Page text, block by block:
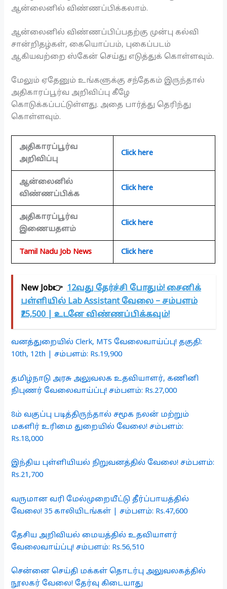
ஆன்லைனில் விண்ணப்பிக்கலாம்.
ஆன்லைனில் விண்ணப்பிப்பதற்கு முன்பு கல்வி
சான்றிதழ்கள், கையொப்பம், புகைப்படம்
ஆகியவற்றை ஸ்கேன் செய்து எடுத்துக் கொள்ளவும்.
மேலும் ஏதேனும் உங்களுக்கு சந்தேகம் இருந்தால்
அதிகாரப்பூர்வ அறிவிப்பு கீழே
கொடுக்கப்பட்டுள்ளது. அதை பார்த்து தெரிந்து
கொள்ளவும்.
அதிகாரப்பூர்வ
அறிவிப்பு
Click here
ஆன்லைனில்
விண்ணப்பிக்க
Click here
அதிகாரப்பூர்வ
இணையதளம்
Click here
Tamil Nadu Job News Click here
New Job👉 12வது தேர்ச்சி போதும்! சைனிக்
பள்ளியில் Lab Assistant வேலை – சம்பளம்
₹25,500 | உடனே விண்ணப்பிக்கவும்!
வனத்துறையில் Clerk, MTS வேலைவாய்ப்பு! தகுதி:
10th, 12th | சம்பளம்: Rs.19,900
தமிழ்நாடு அரசு அலுவலக உதவியாளர், கணினி
நிபுணர் வேலைவாய்ப்பு! சம்பளம்: Rs.27,000
8ம் வகுப்பு படித்திருந்தால் சமூக நலன் மற்றும்
மகளிர் உரிமை துறையில் வேலை! சம்பளம்:
Rs.18,000
இந்திய புள்ளியியல் நிறுவனத்தில் வேலை! சம்பளம்:
Rs.21,700
வருமான வரி மேல்முறையீட்டு தீர்ப்பாயத்தில்
வேலை! 35 காலியிடங்கள் | சம்பளம்: Rs.47,600
தேசிய அறிவியல் மையத்தில் உதவியாளர்
வேலைவாய்ப்பு! சம்பளம்: Rs.56,510
சென்னை செய்தி மக்கள் தொடர்பு அலுவலகத்தில்
நூலகர் வேலை! தேர்வு கிடையாது